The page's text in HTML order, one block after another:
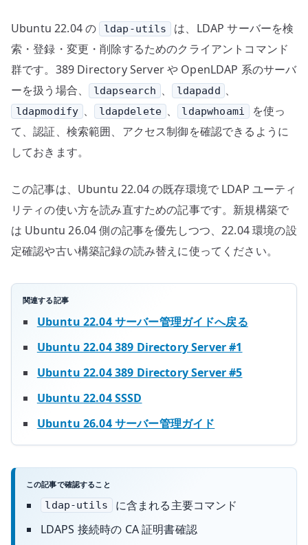
方
へ
の
Ubuntu 22.04 の ldap-utils
は、LDAP サーバーを検
索・登録・変更・削除するためのクライアントコマンド
群です。389 Directory Server や OpenLDAP 系のサーバ
ーを扱う場合、
ldapsearch 、 ldapadd 、
ldapmodify 、 ldapdelete 、 ldapwhoami
を使っ
て、認証、検索範囲、アクセス制御を確認できるように
しておきます。
この記事は、Ubuntu 22.04 の既存環境で LDAP ユーティ
リティの使い方を読み直すための記事です。新規構築で
は Ubuntu 26.04 側の記事を優先しつつ、22.04 環境の設
定確認や古い構築記録の読み替えに使ってください。
関連する記事
Ubuntu 22.04 サーバー管理ガイドへ戻る
Ubuntu 22.04 389 Directory Server #1
Ubuntu 22.04 389 Directory Server #5
Ubuntu 22.04 SSSD
Ubuntu 26.04 サーバー管理ガイド
この記事で確認すること
ldap-utils
に含まれる主要コマンド
LDAPS 接続時の CA 証明書確認